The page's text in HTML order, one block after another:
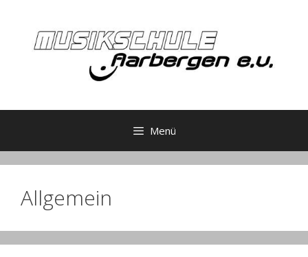
springen
Menü
Allgemein